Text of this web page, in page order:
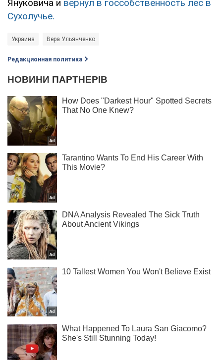
Януковича и вернул в госсобственность лес в
Сухолучье.
Украина Вера Ульянченко
Редакционная политика